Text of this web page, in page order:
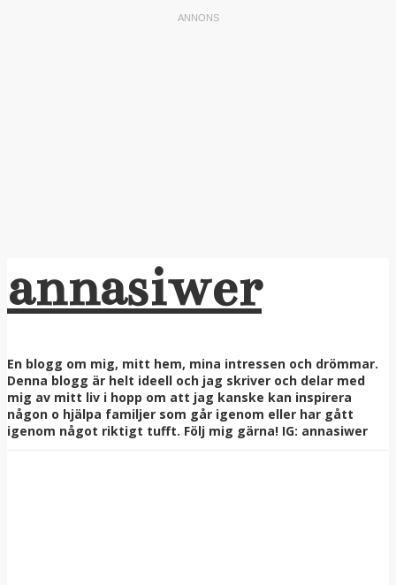
annasiwer
En blogg om mig, mitt hem, mina intressen och drömmar.
Denna blogg är helt ideell och jag skriver och delar med
mig av mitt liv i hopp om att jag kanske kan inspirera
någon o hjälpa familjer som går igenom eller har gått
igenom något riktigt tufft. Följ mig gärna! IG: annasiwer